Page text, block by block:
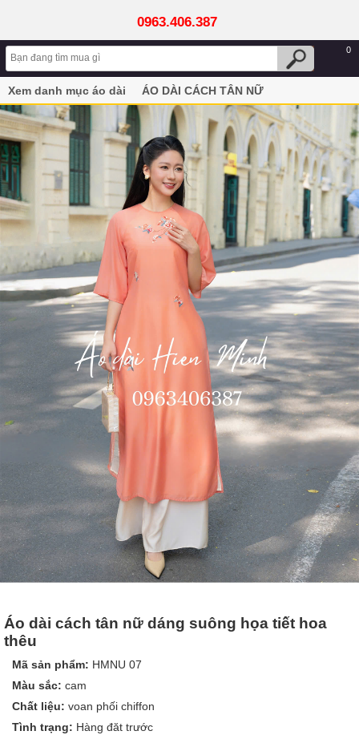
0963.406.387
0
Xem danh mục áo dài
ÁO DÀI CÁCH TÂN NỮ
Áo dài cách tân nữ dáng suông họa tiết hoa thêu
Áo dài cách tân nữ dáng suông họa tiết hoa
thêu
Mã sản phẩm: HMNU 07
Màu sắc: cam
Chất liệu: voan phối chiffon
Tình trạng: Hàng đăt trước